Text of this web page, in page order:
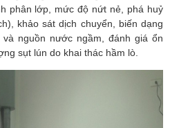
phân lớp, mức độ nứt nẻ, phá huỷ
khảo sát dịch chuyển, biến dạng
nguồn nước ngầm, đánh giá ổn
sụt lún do khai thác hầm lò.